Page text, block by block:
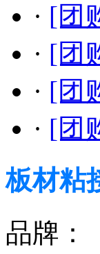
· [团
· [团
· [团
· [团
板材粘
品牌：